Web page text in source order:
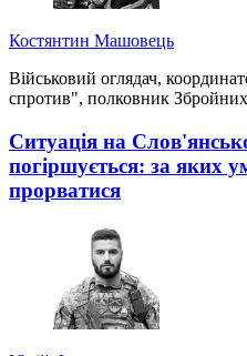
Костянтин Машовець
Військовий оглядач,
спротив", полковник
Ситуація на
погіршується: за яких
прорватися